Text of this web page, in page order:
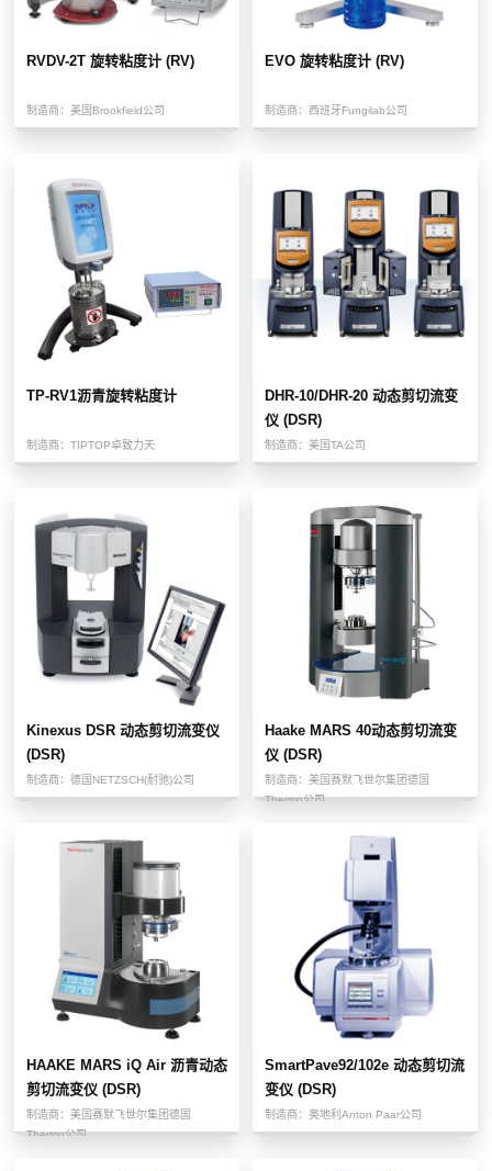
RVDV-2T 旋转粘度计 (RV)
制造商： 美国Brookfield公司
EVO 旋转粘度计 (RV)
制造商： 西班牙Fungilab公司
TP-RV1沥青旋转粘度计
制造商： TIPTOP卓致力天
DHR-10/DHR-20 动态剪切流变
仪 (DSR)
制造商： 美国TA公司
Kinexus DSR 动态剪切流变仪
(DSR)
制造商： 德国NETZSCH(耐驰)公司
Haake MARS 40动态剪切流变
仪 (DSR)
制造商： 美国赛默飞世尔集团德国
Thermo公司
HAAKE MARS iQ Air 沥青动态
剪切流变仪 (DSR)
制造商： 美国赛默飞世尔集团德国
Thermo公司
SmartPave92/102e 动态剪切流
变仪 (DSR)
制造商： 奥地利Anton Paar公司